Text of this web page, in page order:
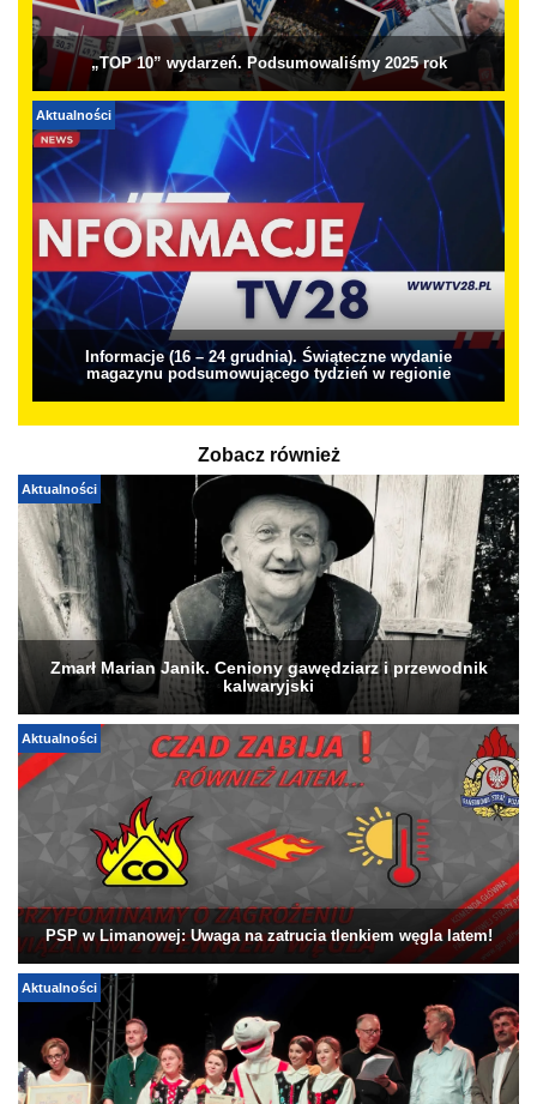
„TOP 10” wydarzeń. Podsumowaliśmy 2025 rok
Aktualności
Informacje (16 – 24 grudnia). Świąteczne wydanie
magazynu podsumowującego tydzień w regionie
Zobacz również
Aktualności
Zmarł Marian Janik. Ceniony gawędziarz i przewodnik
kalwaryjski
Aktualności
PSP w Limanowej: Uwaga na zatrucia tlenkiem węgla latem!
Aktualności